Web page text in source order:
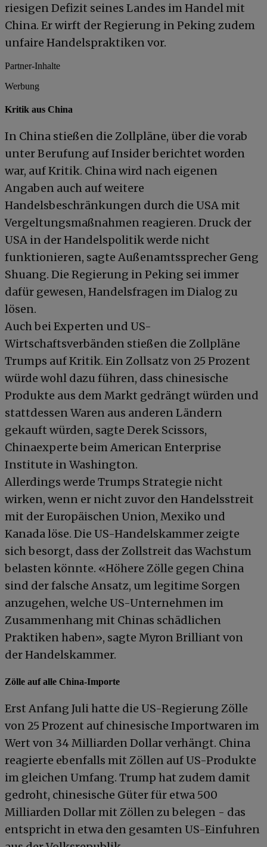
riesigen Defizit seines Landes im Handel mit
China. Er wirft der Regierung in Peking zudem
unfaire Handelspraktiken vor.
Partner-Inhalte
Werbung
Kritik aus China
In China stießen die Zollpläne, über die vorab
unter Berufung auf Insider berichtet worden
war, auf Kritik. China wird nach eigenen
Angaben auch auf weitere
Handelsbeschränkungen durch die USA mit
Vergeltungsmaßnahmen reagieren. Druck der
USA in der Handelspolitik werde nicht
funktionieren, sagte Außenamtssprecher Geng
Shuang. Die Regierung in Peking sei immer
dafür gewesen, Handelsfragen im Dialog zu
lösen.
Auch bei Experten und US-
Wirtschaftsverbänden stießen die Zollpläne
Trumps auf Kritik. Ein Zollsatz von 25 Prozent
würde wohl dazu führen, dass chinesische
Produkte aus dem Markt gedrängt würden und
stattdessen Waren aus anderen Ländern
gekauft würden, sagte Derek Scissors,
Chinaexperte beim American Enterprise
Institute in Washington.
Allerdings werde Trumps Strategie nicht
wirken, wenn er nicht zuvor den Handelsstreit
mit der Europäischen Union, Mexiko und
Kanada löse. Die US-Handelskammer zeigte
sich besorgt, dass der Zollstreit das Wachstum
belasten könnte. «Höhere Zölle gegen China
sind der falsche Ansatz, um legitime Sorgen
anzugehen, welche US-Unternehmen im
Zusammenhang mit Chinas schädlichen
Praktiken haben», sagte Myron Brilliant von
der Handelskammer.
Zölle auf alle China-Importe
Erst Anfang Juli hatte die US-Regierung Zölle
von 25 Prozent auf chinesische Importwaren im
Wert von 34 Milliarden Dollar verhängt. China
reagierte ebenfalls mit Zöllen auf US-Produkte
im gleichen Umfang. Trump hat zudem damit
gedroht, chinesische Güter für etwa 500
Milliarden Dollar mit Zöllen zu belegen - das
entspricht in etwa den gesamten US-Einfuhren